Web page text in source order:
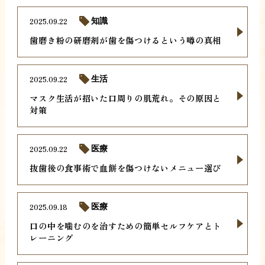
歯磨き粉の研磨剤が歯を傷つけるという噂の真相
2025.09.22 知識
マスク生活が招いた口周りの肌荒れ。その原因と
対策
2025.09.22 生活
抜歯後の食事術で血餅を傷つけないメニュー選び
2025.09.22 医療
口の中を噛むのを治すための簡単セルフケアとト
レーニング
2025.09.18 医療